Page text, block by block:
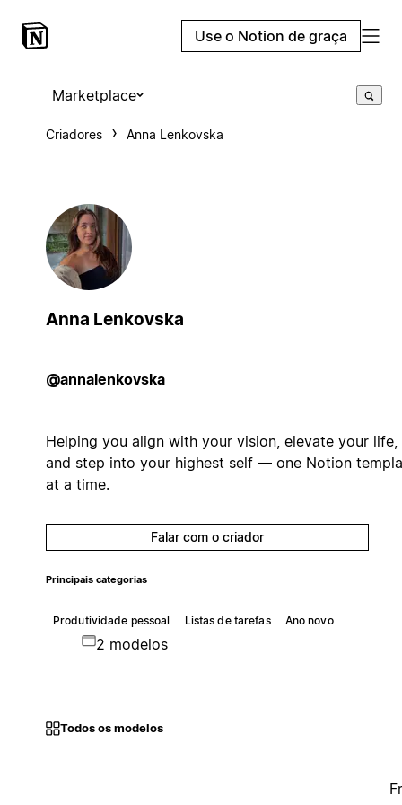
Use o Notion de graça
Marketplace
Criadores Anna Lenkovska
Anna Lenkovska
@annalenkovska
Helping you align with your vision, elevate your life,
and step into your highest self — one Notion
at a time.
Falar com o criador
Principais categorias
Produtividade pessoal Listas de tarefas Ano novo
2 modelos
Todos os modelos